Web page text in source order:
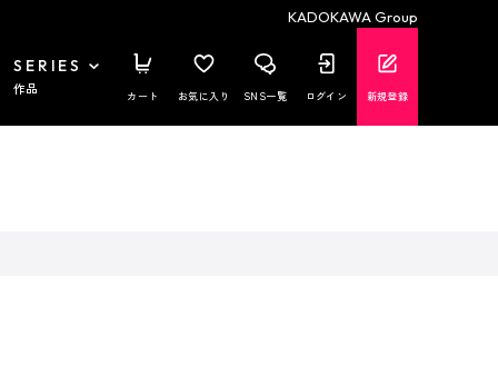
KADOKAWA Group
SERIES
作品 カート お気に入り SNS一覧 ログイン 新規登録